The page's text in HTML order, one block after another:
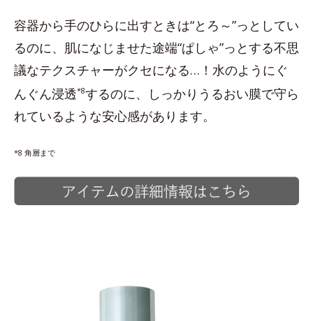
容器から手のひらに出すときは“とろ～”っとしてい
るのに、肌になじませた途端“ぱしゃ”っとする不思
議なテクスチャーがクセになる…！水のようにぐ
んぐん浸透*8するのに、しっかりうるおい膜で守ら
れているような安心感があります。
*8 角層まで